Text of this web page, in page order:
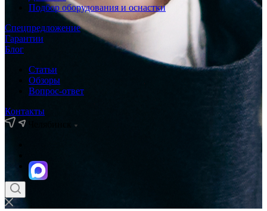
Подбор оборудования и оснастки
Спецпредложение
Гарантии
Блог
Статьи
Обзоры
Вопрос-ответ
Контакты